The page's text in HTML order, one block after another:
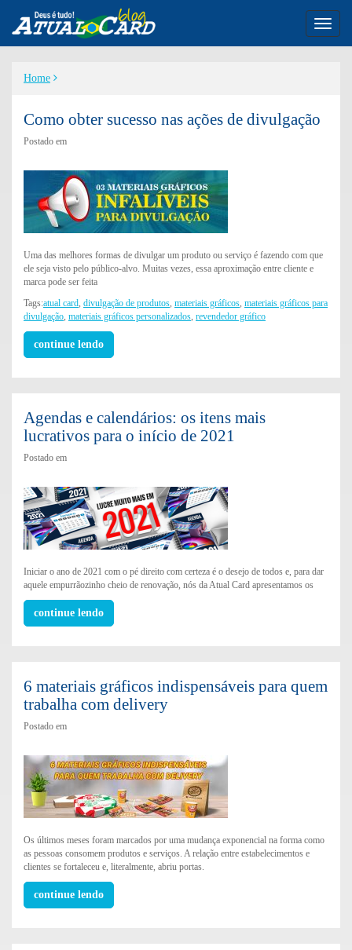
Toggle
Home
Como obter sucesso nas ações de divulgação
Postado em
Uma das melhores formas de divulgar um produto ou serviço é fazendo com que
ele seja visto pelo público-alvo. Muitas vezes, essa aproximação entre cliente e
marca pode ser feita
Tags:atual card divulgação de produtos materiais gráficos materiais gráficos para
divulgação materiais gráficos personalizados revendedor gráfico
continue lendo
Agendas e calendários: os itens mais
lucrativos para o início de 2021
Postado em
Iniciar o ano de 2021 com o pé direito com certeza é o desejo de todos e, para dar
aquele empurrãozinho cheio de renovação, nós da Atual Card apresentamos os
continue lendo
6 materiais gráficos indispensáveis para quem
trabalha com delivery
Postado em
Os últimos meses foram marcados por uma mudança exponencial na forma como
as pessoas consomem produtos e serviços. A relação entre estabelecimentos e
clientes se fortaleceu e, literalmente, abriu portas.
continue lendo